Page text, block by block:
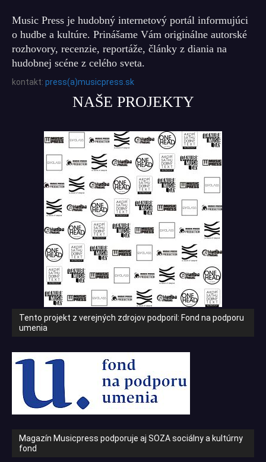
Music Press je hudobný internetový portál informujúci
o hudbe a kultúre. Prinášame Vám originálne autorské
rozhovory, recenzie, reportáže, články z diania na
hudobnej scéne z celého sveta.
kontakt: press(a)musicpress.sk
NAŠE PROJEKTY
Tento projekt z verejných zdrojov podporil: Fond na podporu
umenia
Magazín Musicpress podporuje aj SOZA sociálny a kultúrny
fond